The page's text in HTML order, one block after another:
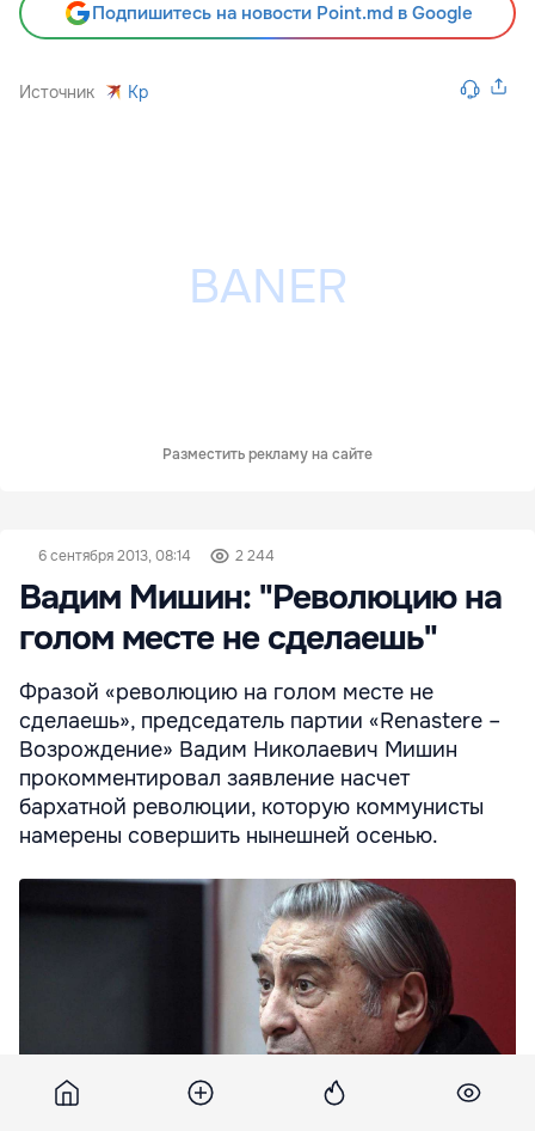
Подпишитесь на новости Point.md в Google
Источник Kp
Разместить рекламу на сайте
6 сентября 2013, 08:14 2 244
Вадим Мишин: "Революцию на
голом месте не сделаешь"
Фразой «революцию на голом месте не
сделаешь», председатель партии «Renastere –
Возрождение» Вадим Николаевич Мишин
прокомментировал заявление насчет
бархатной революции, которую коммунисты
намерены совершить нынешней осенью.